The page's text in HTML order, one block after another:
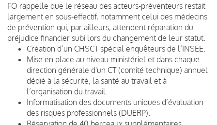
FO rappelle que le réseau des acteurs-préventeurs restait
largement en sous-effectif, notamment celui des médecins
de prévention qui, par ailleurs, attendent réparation du
préjudice financier subi lors du changement de leur statut.
Création d’un CHSCT spécial enquêteurs de l’INSEE.
Mise en place au niveau ministériel et dans chaque
direction générale d'un CT (comité technique) annuel
dédié à la sécurité, la santé au travail et à
l’organisation du travail.
Informatisation des documents uniques d’évaluation
des risques professionnels (DUERP).